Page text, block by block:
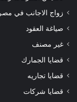
زواج الاجانب في مصر
صياغة العقود
غير مصنف
قضايا الجمارك
قضايا تجاريه
قضايا شركات